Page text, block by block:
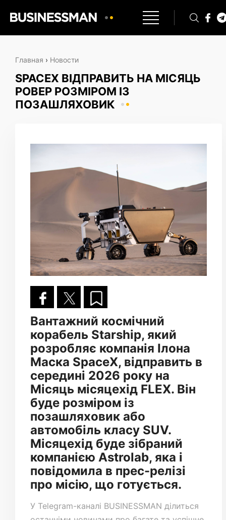
Главная › Новости
SPACEX ВІДПРАВИТЬ НА МІСЯЦЬ
РОВЕР РОЗМІРОМ ІЗ
ПОЗАШЛЯХОВИК
Вантажний космічний
корабель Starship, який
розробляє компанія Ілона
Маска SpaceX, відправить в
середині 2026 року на
Місяць місяцехід FLEX. Він
буде розміром із
позашляховик або
автомобіль класу SUV.
Місяцехід буде зібраний
компанією Astrolab, яка і
повідомила в прес-релізі
про місію, що готується.
У Telegram-каналі BUSINESSMAN ділиться